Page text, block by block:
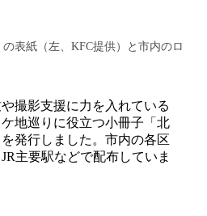
の表紙（左、KFC提供）と市内のロ
撮影支援に力を入れている
地巡りに役立つ小冊子「北
発行しました。市内の各区
主要駅などで配布していま